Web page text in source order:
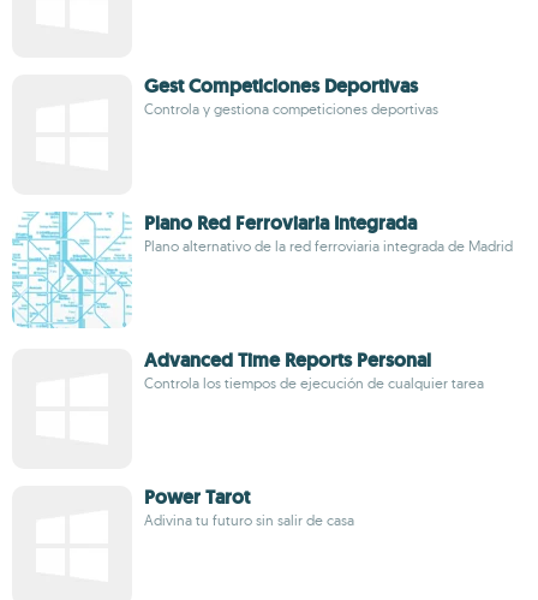
Gest Competiciones Deportivas
Controla y gestiona competiciones deportivas
Plano Red Ferroviaria Integrada
Plano alternativo de la red ferroviaria integrada de Madrid
Advanced Time Reports Personal
Controla los tiempos de ejecución de cualquier tarea
Power Tarot
Adivina tu futuro sin salir de casa